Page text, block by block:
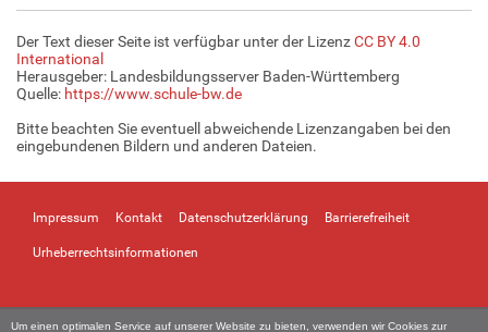
Um einen optimalen Service auf unserer Website zu bieten, verwenden wir Cookies zur
Der Text dieser Seite ist verfügbar unter der LizenzCC BY 4.0
International
Herausgeber: Landesbildungsserver Baden-Württemberg
Quelle: https://www.schule-bw.de
Bitte beachten Sie eventuell abweichende Lizenzangaben bei den
eingebundenen Bildern und anderen Dateien.
Impressum Kontakt Datenschutzerklärung Barrierefreiheit
Urheberrechtsinformationen